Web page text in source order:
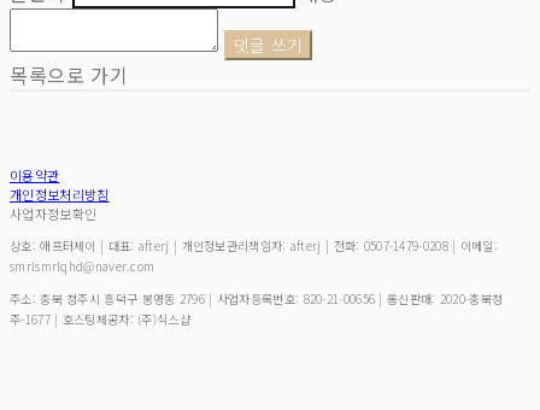
댓글 쓰기
목록으로 가기
이용약관
개인정보처리방침
사업자정보확인
상호: 애프터제이 | 대표: afterj | 개인정보관리책임자: afterj | 전화: 0507-1479-0208 | 이메일:
smrlsmrlqhd@naver.com
주소: 충북 청주시 흥덕구 봉명동 2796 | 사업자등록번호: 820-21-00656 | 통신판매: 2020-충북청
주-1677| 호스팅제공자: (주)식스샵